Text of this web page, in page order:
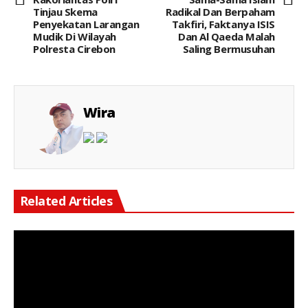
Tinjau Skema
Penyekatan Larangan
Mudik Di Wilayah
Polresta Cirebon
Radikal Dan Berpaham
Takfiri, Faktanya ISIS
Dan Al Qaeda Malah
Saling Bermusuhan
Wira
Related Articles
Keterangan Gambar: Ratusan siswa SMKN 1 Mempawah Hilir, Kabupaten Mempawah, Kalimantan Barat, menggelar aksi damai di halaman sekolah pada Rabu (5/8/2026).